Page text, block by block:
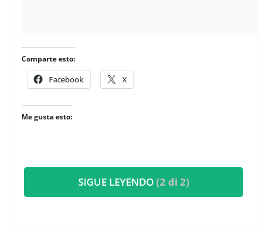
Comparte esto:
Facebook X
Me gusta esto:
SIGUE LEYENDO(2 di 2)